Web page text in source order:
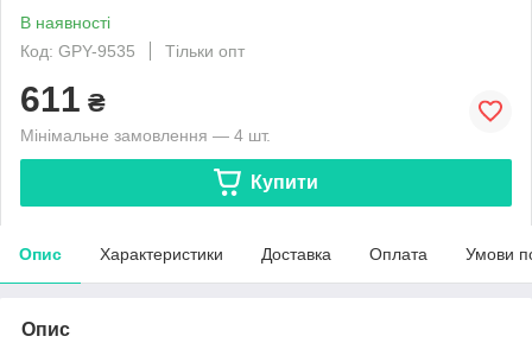
В наявності
Код: GPY-9535
Тільки опт
611 ₴
Мінімальне замовлення — 4 шт.
Купити
Опис Характеристики Доставка Оплата Умови
Опис